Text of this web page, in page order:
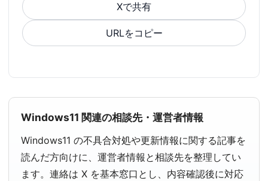
Xで共有
URLをコピー
Windows11 関連の相談先・運営者情報
Windows11 の不具合対処や更新情報に関する記事を
読んだ方向けに、運営者情報と相談先を整理してい
ます。連絡は X を基本窓口とし、内容確認後に対応